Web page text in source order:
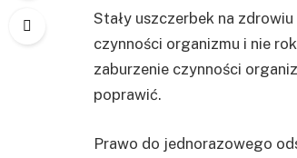
Stały uszczerbek na
czynności organizmu i nie
zaburzenie czynności
poprawić.
Prawo do jednorazowego